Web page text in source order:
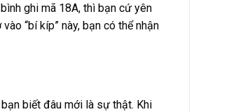
ghi mã 18A, thì bạn cứ yên
“bí kíp” này, bạn có thể nhận
biết đâu mới là sự thật. Khi